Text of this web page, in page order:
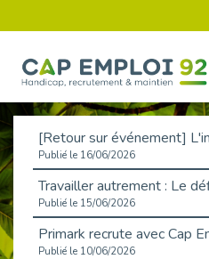
Publié le 16/06/2026
Publié le 15/06/2026
Publié le 10/06/2026